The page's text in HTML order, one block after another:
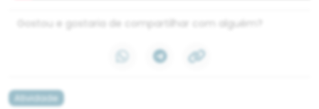
Gostou e gostaria de compartilhar com alguém?
Atividade